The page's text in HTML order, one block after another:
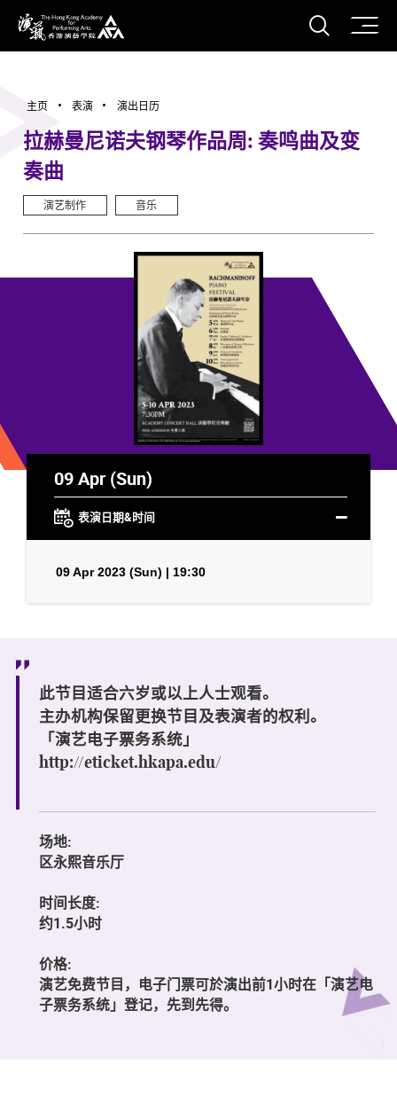
香港演艺学院
打开
主页 表演 演出日历
拉赫曼尼诺夫钢琴作品周: 奏鸣曲及变
奏曲
演艺制作 音乐
09 Apr (Sun)
表演日期&时间
09 Apr 2023 (Sun) | 19:30
此节目适合六岁或以上人士观看。
主办机构保留更换节目及表演者的权利。
「演艺电子票务系统」
http://eticket.hkapa.edu/
场地:
区永熙音乐厅
时间长度:
约1.5小时
价格:
演艺免费节目，电子门票可於演出前1小时在「演艺电
子票务系统」登记，先到先得。